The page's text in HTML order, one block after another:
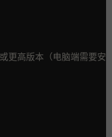
更高版本（电脑端需要安